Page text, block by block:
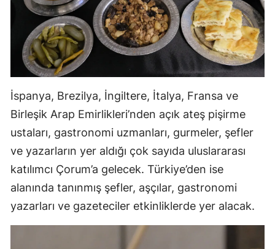
Manisa
Kahramanmaraş
Mardin
Muğla
Muş
Nevşehir
Niğde
Ordu
İspanya, Brezilya, İngiltere, İtalya, Fransa ve
Birleşik Arap Emirlikleri’nden açık ateş pişirme
ustaları, gastronomi uzmanları, gurmeler, şefler
ve yazarların yer aldığı çok sayıda uluslararası
katılımcı Çorum’a gelecek. Türkiye’den ise
alanında tanınmış şefler, aşçılar, gastronomi
yazarları ve gazeteciler etkinliklerde yer alacak.